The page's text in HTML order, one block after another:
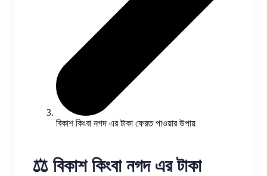
বিকাশ কিংবা নগদ এর টাকা ফেরত পাওয়ার উপায়
⚖️ বিকাশ কিংবা নগদ এর টাকা